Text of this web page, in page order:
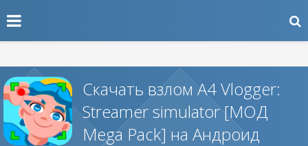
Скачать взлом A4 Vlogger:
Streamer simulator [МОД
Mega Pack] на Андроид